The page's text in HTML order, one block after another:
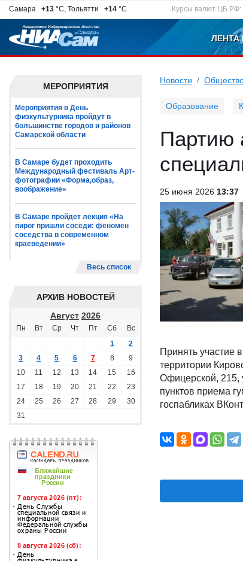
Самара +13 °C, Тольятти +14 °C Курсы валют ЦБ РФ:
ЛЕНТА
МЕРОПРИЯТИЯ
Мероприятия в День
физкультурника пройдут в
большинстве городов и районов
Самарской области
В Самаре будет проходить
Международный фестиваль Арт-
фотографии «Форма,образ,
воображение»
В Самаре пройдет лекция «На
пирог пришли соседи: феномен
соседства в современном
краеведении»
Весь список
АРХИВ НОВОСТЕЙ
Август 2026
Пн Вт Ср Чт Пт Сб
Вс
1
2
3
4 5 6 7 8
9
10
11 12 13 14 15
16
17
18 19 20 21 22
23
24
25 26 27 28 29
30
31
Новости
Образование
Партию
25 июня 2026 13:37
Принять участие
территории
Офицерской, 215,
пунктов приема
госпабликах